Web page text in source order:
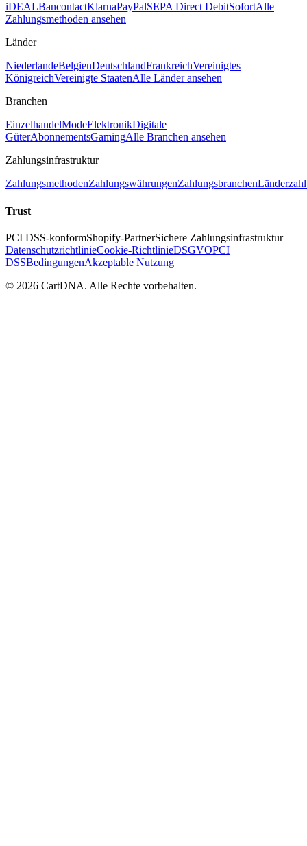
iDEALBancontactKlarnaPayPalSEPA Direct DebitSofortAlle
Zahlungsmethoden ansehen
Länder
NiederlandeBelgienDeutschlandFrankreichVereinigtes
KönigreichVereinigte StaatenAlle Länder ansehen
Branchen
EinzelhandelModeElektronikDigitale
GüterAbonnementsGamingAlle Branchen ansehen
Zahlungsinfrastruktur
ZahlungsmethodenZahlungswährungenZahlungsbranchen
Trust
PCI DSS-konformShopify-PartnerSichere Zahlungsinfrastruktur
DatenschutzrichtlinieCookie-RichtlinieDSGVOPCI
DSSBedingungenAkzeptable Nutzung
© 2026 CartDNA. Alle Rechte vorbehalten.